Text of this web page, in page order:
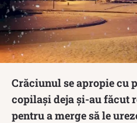
Crăciunul se apropie cu
copilași deja și-au făcut
pentru a merge să le